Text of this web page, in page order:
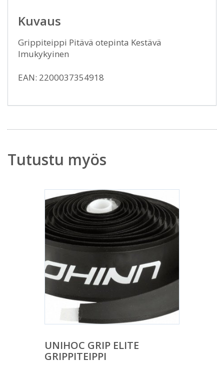
Kuvaus
Grippiteippi Pitävä otepinta Kestävä
Imukykyinen
EAN: 2200037354918
Tutustu myös
UNIHOC GRIP ELITE
GRIPPITEIPPI